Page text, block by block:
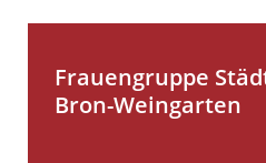
Frauengruppe
Bron-Weingarten